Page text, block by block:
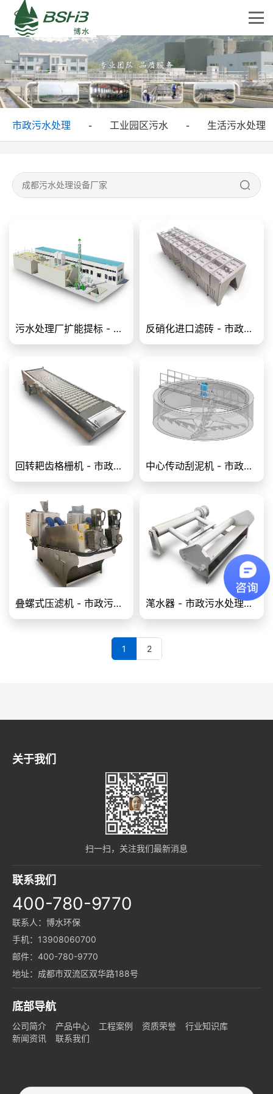
市政污水处理 - 工业园区污水 - 生活污水处理
污水处理厂扩能提标 - 市政污水处理 反硝化进口滤砖 - 市政污水处理设备
回转耙齿格栅机 - 市政污水处理设备 中心传动刮泥机 - 市政污水处理设备
叠螺式压滤机 - 市政污水处理设备 滗水器 - 市政污水处理设备
1 2
关于我们
扫一扫，关注我们最新消息
联系我们
400-780-9770
联系人：博水环保
手机：13908060700
邮件：400-780-9770
地址：成都市双流区双华路188号
底部导航
公司简介 产品中心 工程案例 资质荣誉
行业知识库
新闻资讯
联系我们